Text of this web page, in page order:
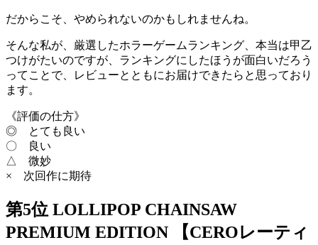
だからこそ、やめられないのかもしれませんね。
そんな私が、厳選したホラーゲームランキング、本当は甲乙
つけがたいのですが、ランキングにしたほうが面白いだろう
ってことで、レビューとともにお届けできたらと思っており
ます。
《評価の仕方》
◎ とても良い
〇 良い
△ 微妙
× 次回作に期待
第5位 LOLLIPOP CHAINSAW
PREMIUM EDITION 【CEROレーティ